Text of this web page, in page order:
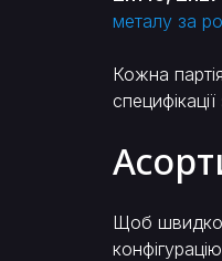
металу за
Кожна
Щоб швидко